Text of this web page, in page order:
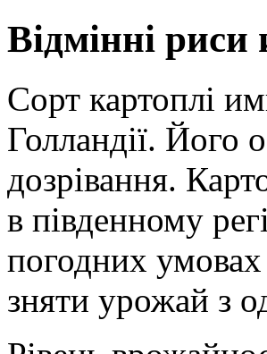
Відмінні
Сорт картоплі
Голландії. Його
дозрівання.
в південному
погодних умовах
зняти урожай з